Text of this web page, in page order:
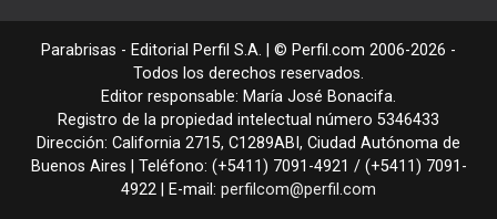
Parabrisas - Editorial Perfil S.A. | © Perfil.com 2006-2026 -
Todos los derechos reservados.
Editor responsable: María José Bonacifa.
Registro de la propiedad intelectual número 5346433
Dirección: California 2715, C1289ABI , Ciudad Autónoma de
Buenos Aires | Teléfono: (+5411) 7091-4921 / (+5411) 7091-
4922 | E-mail: perfilcom@perfil.com